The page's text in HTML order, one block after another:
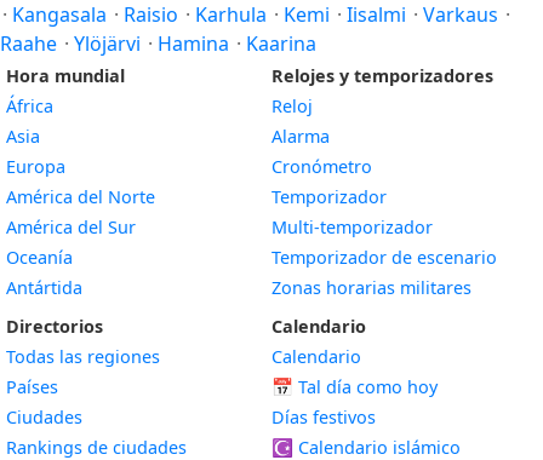
· Kangasala · Raisio · Karhula · Kemi · Iisalmi · Varkaus ·
Raahe · Ylöjärvi · Hamina · Kaarina
Hora mundial
África
Asia
Europa
América del Norte
América del Sur
Oceanía
Antártida
Directorios
Todas las regiones
Países
Ciudades
Rankings de ciudades
Relojes y temporizadores
Reloj
Alarma
Cronómetro
Temporizador
Multi-temporizador
Temporizador de escenario
Zonas horarias militares
Calendario
Calendario
📅 Tal día como hoy
Días festivos
☪️ Calendario islámico